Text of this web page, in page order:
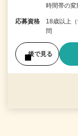
時間帯の
応募資格
18歳以上
問
後で見る